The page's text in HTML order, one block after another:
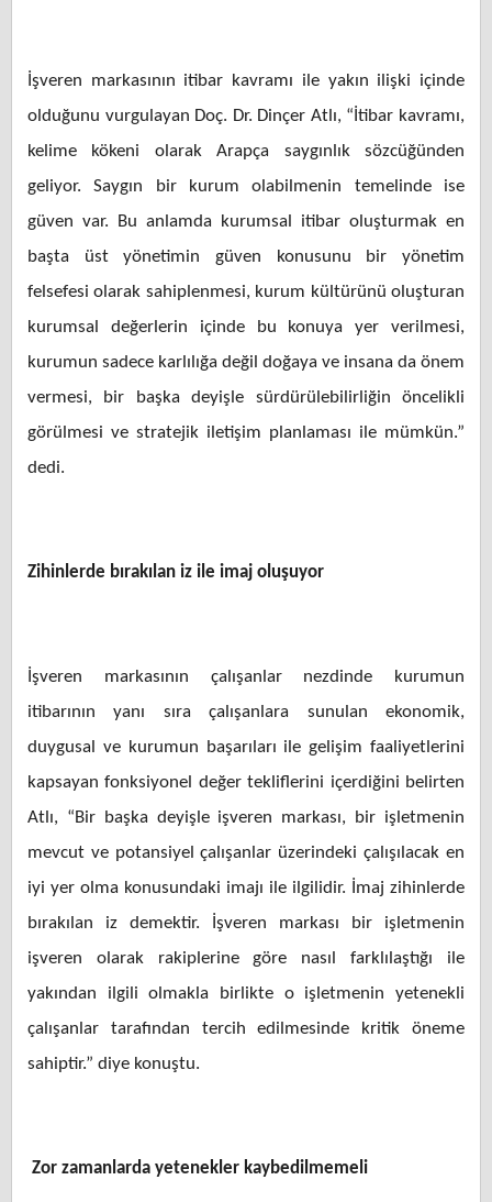
İşveren markasının itibar kavramı ile yakın ilişki içinde
olduğunu vurgulayan Doç. Dr. Dinçer Atlı, “İtibar kavramı,
kelime kökeni olarak Arapça saygınlık sözcüğünden
geliyor. Saygın bir kurum olabilmenin temelinde ise
güven var. Bu anlamda kurumsal itibar oluşturmak en
başta üst yönetimin güven konusunu bir yönetim
felsefesi olarak sahiplenmesi, kurum kültürünü oluşturan
kurumsal değerlerin içinde bu konuya yer verilmesi,
kurumun sadece karlılığa değil doğaya ve insana da önem
vermesi, bir başka deyişle sürdürülebilirliğin öncelikli
görülmesi ve stratejik iletişim planlaması ile mümkün.”
dedi.
Zihinlerde bırakılan iz ile imaj oluşuyor
İşveren markasının çalışanlar nezdinde kurumun
itibarının yanı sıra çalışanlara sunulan ekonomik,
duygusal ve kurumun başarıları ile gelişim faaliyetlerini
kapsayan fonksiyonel değer tekliflerini içerdiğini belirten
Atlı, “Bir başka deyişle işveren markası, bir işletmenin
mevcut ve potansiyel çalışanlar üzerindeki çalışılacak en
iyi yer olma konusundaki imajı ile ilgilidir. İmaj zihinlerde
bırakılan iz demektir. İşveren markası bir işletmenin
işveren olarak rakiplerine göre nasıl farklılaştığı ile
yakından ilgili olmakla birlikte o işletmenin yetenekli
çalışanlar tarafından tercih edilmesinde kritik öneme
sahiptir.” diye konuştu.
Zor zamanlarda yetenekler kaybedilmemeli